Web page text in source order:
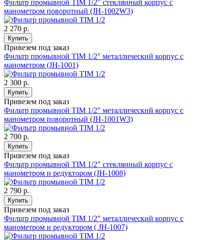
Фильтр промывной TIM 1/2" стеклянный корпус с
манометром поворотный (JH-1002W3)
2 270 р.
Купить
Привезем под заказ
Фильтр промывной TIM 1/2" металлический корпус с
манометром (JH-1001)
2 300 р.
Купить
Привезем под заказ
Фильтр промывной TIM 1/2" металлический корпус с
манометром поворотный (JH-1001W3)
2 700 р.
Купить
Привезем под заказ
Фильтр промывной TIM 1/2" стеклянный корпус с
манометром и редуктором (JH-1008)
2 790 р.
Купить
Привезем под заказ
Фильтр промывной TIM 1/2" металлический корпус с
манометром и редуктором ( JH-1007)